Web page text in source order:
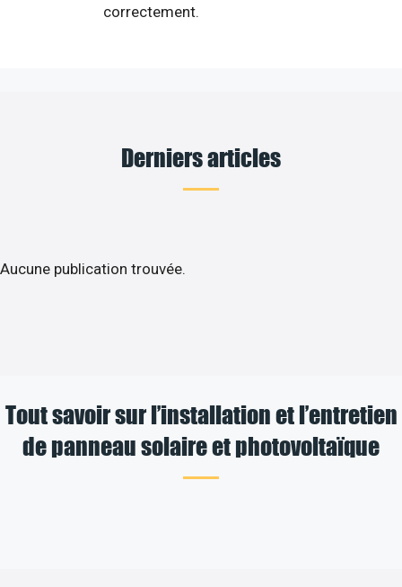
correctement.
Derniers articles
Aucune publication trouvée.
Tout savoir sur l’installation et l’entretien
de panneau solaire et photovoltaïque